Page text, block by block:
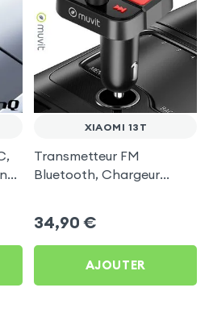
XIAOMI 13T
Transmetteur FM
Bluetooth, Chargeur
34,90 €
AJOUTER